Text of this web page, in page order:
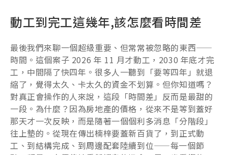
動工到完工這幾年,該怎麼看時間差
最後我們來聊一個超級重要、但常常被忽略的東西——
時間。這個案子 2026 年 11 月才動工，2030 年底才完
工，中間隔了快四年。很多人一聽到「要等四年」就退
縮了，覺得太久、卡太久的資金不划算。但你知道嗎？
對真正會操作的人來說，這段「時間差」反而是最甜的
一段。為什麼？因為房地產的價格，從來不是等到蓋好
那天才一次反映，而是隨著一個個利多消息「分階段」
往上墊的。從現在傳出楠梓要蓋新百貨了，到正式動
工、到結構完成、到周邊配套陸續到位——每一個節